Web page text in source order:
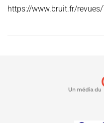
https://www.bruit.fr/revues/